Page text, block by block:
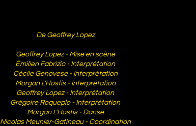
De Geoffrey Lopez
Geoffrey Lopez - Mise en scène
Émilien Fabrizio - Interprétation
Cécile Genovese - Interprétation
Morgan L'Hostis - Interprétation
Geoffrey Lopez - Interprétation
Grégoire Roqueplo - Interprétation
Morgan L'Hostis - Danse
Nicolas Meunier-Gatineau - Coordination